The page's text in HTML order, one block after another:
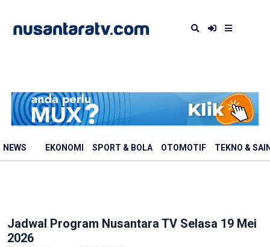
NEWS EKONOMI SPORT & BOLA OTOMOTIF TEKNO &
Jadwal Program Nusantara TV Selasa 19 Mei
2026